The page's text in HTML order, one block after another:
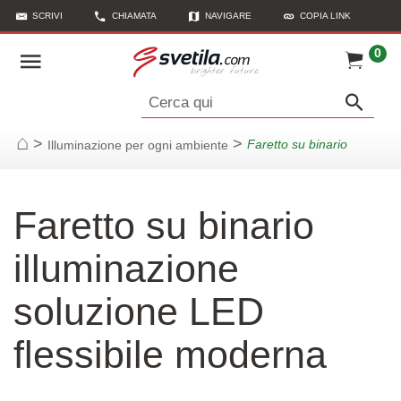
SCRIVI CHIAMATA NAVIGARE COPIA LINK
0
Cerca qui
Casa
> Illuminazione per ogni ambiente > Faretto su binario
Faretto su binario
illuminazione
soluzione LED
flessibile moderna